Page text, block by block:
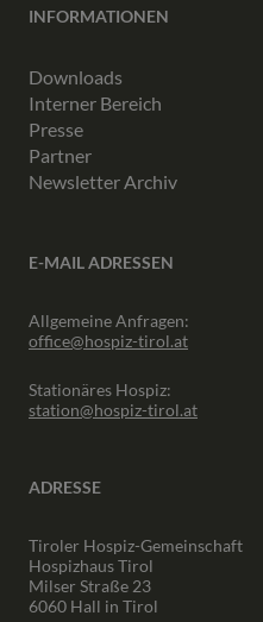
INFORMATIONEN
Downloads
Interner Bereich
Presse
Partner
Newsletter Archiv
E-MAIL ADRESSEN
Allgemeine Anfragen:
office@hospiz-tirol.at
Stationäres Hospiz:
station@hospiz-tirol.at
ADRESSE
Tiroler Hospiz-Gemeinschaft
Hospizhaus Tirol
Milser Straße 23
6060 Hall in Tirol